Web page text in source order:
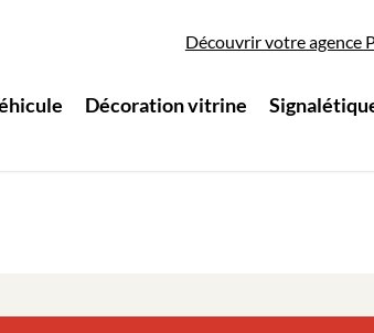
Décoration vitrine
Découvrir votre agence